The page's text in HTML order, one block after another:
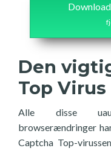
Den
Top Virus
Alle disse
browserændringer
Captcha Top-